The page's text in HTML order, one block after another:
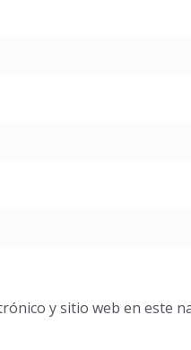
y sitio web en este